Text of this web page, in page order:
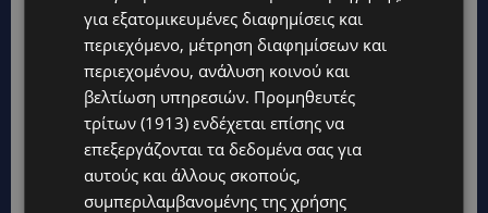
Topics
για εξατομικευμένες διαφημίσεις και
περιεχόμενο, μέτρηση διαφημίσεων και
περιεχομένου, ανάλυση κοινού και
βελτίωση υπηρεσιών. Προμηθευτές
τρίτων (1913) ενδέχεται επίσης να
επεξεργάζονται τα δεδομένα σας για
αυτούς και άλλους σκοπούς,
συμπεριλαμβανομένης της χρήσης